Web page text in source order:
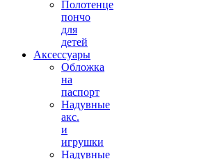
Полотенце
пончо
для
детей
Аксессуары
Обложка
на
паспорт
Надувные
акс.
и
игрушки
Надувные